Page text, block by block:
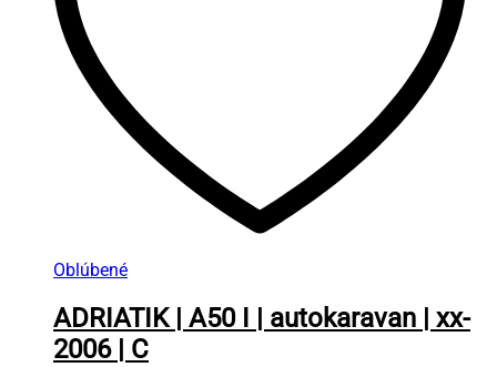
Oblúbené
ADRIATIK | A50 I | autokaravan | xx-
2006 | C